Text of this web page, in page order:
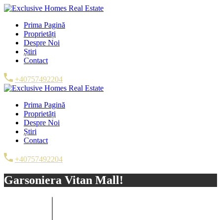
Prima Pagină
Proprietăți
Despre Noi
Știri
Contact
+40757492204
Prima Pagină
Proprietăți
Despre Noi
Știri
Contact
+40757492204
Garsoniera Vitan Mall!